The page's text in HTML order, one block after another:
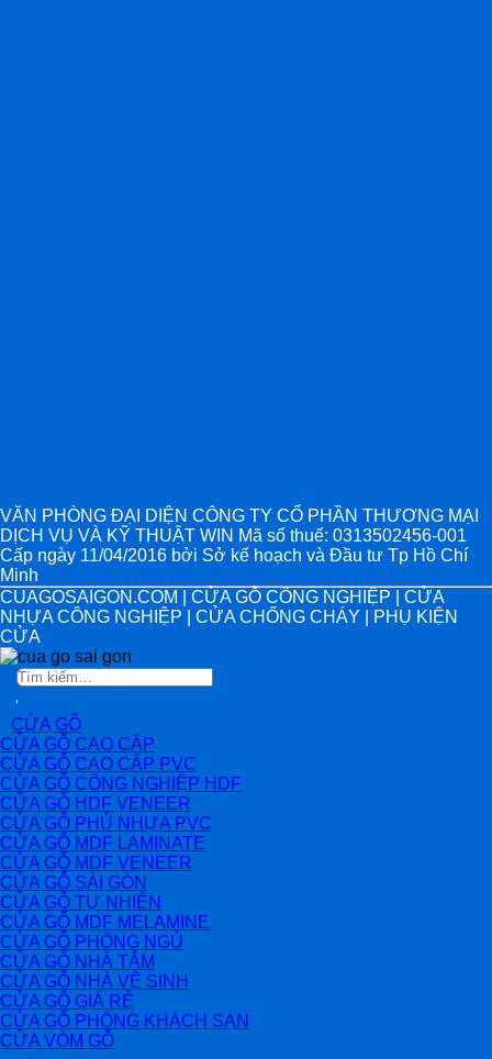
VĂN PHÒNG ĐẠI DIỆN CÔNG TY CỔ PHẦN THƯƠNG MẠI
DỊCH VỤ VÀ KỸ THUẬT WIN Mã số thuế: 0313502456-001
Cấp ngày 11/04/2016 bởi Sở kế hoạch và Đầu tư Tp Hồ Chí
Minh
CUAGOSAIGON.COM | CỬA GỖ CÔNG NGHIỆP | CỬA
NHỰA CÔNG NGHIỆP | CỬA CHỐNG CHÁY | PHỤ KIỆN
CỬA
Tìm
CỬA GỖ
CỬA GỖ CAO CẤP
CỬA GỖ CAO CẤP PVC
CỬA GỖ CÔNG NGHIỆP HDF
CỬA GỖ HDF VENEER
CỬA GỖ PHỦ NHỰA PVC
CỬA GỖ MDF LAMINATE
CỬA GỖ MDF VENEER
CỬA GỖ SÀI GÒN
CỬA GỖ TỰ NHIÊN
CỬA GỖ MDF MELAMINE
CỬA GỖ PHÒNG NGỦ
CỬA GỖ NHÀ TẮM
CỬA GỖ NHÀ VỆ SINH
CỬA GỖ GIÁ RẺ
CỬA GỖ PHÒNG KHÁCH SẠN
CỬA VÒM GỖ